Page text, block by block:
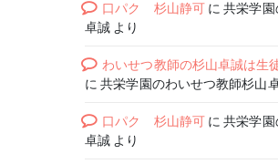
口パク 杉山静可に共栄学園
卓誠 より
わいせつ教師の杉山卓誠は生
に共栄学園のわいせつ教師杉山
口パク 杉山静可に共栄学園
卓誠 より